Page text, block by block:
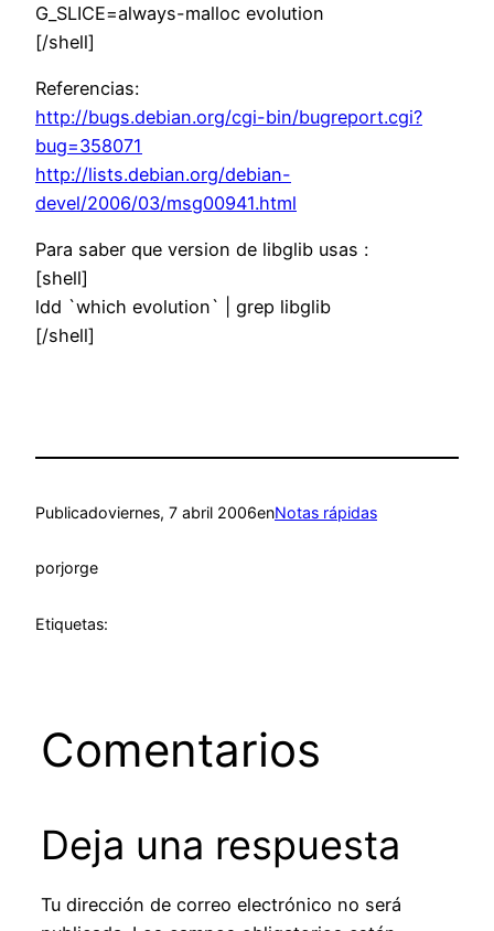
G_SLICE=always-malloc evolution
[/shell]
Referencias:
http://bugs.debian.org/cgi-bin/bugreport.cgi?
bug=358071
http://lists.debian.org/debian-
devel/2006/03/msg00941.html
Para saber que version de libglib usas :
[shell]
ldd `which evolution` | grep libglib
[/shell]
Publicadoviernes, 7 abril 2006enNotas rápidas
porjorge
Etiquetas:
Comentarios
Deja una respuesta
Tu dirección de correo electrónico no será